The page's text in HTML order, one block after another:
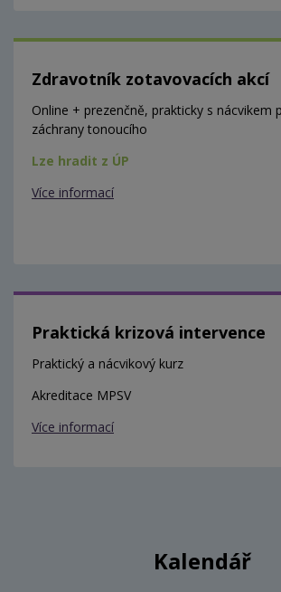
Zdravotník zotavovacích akcí
Online + prezenčně, prakticky s nácvikem
záchrany tonoucího
Lze hradit z ÚP
Více informací
Praktická krizová intervence
Praktický a nácvikový kurz
Akreditace MPSV
Více informací
Kalendář